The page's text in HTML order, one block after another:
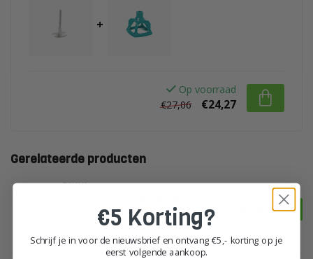
+
Op voorraad
€27,06
€24,27
Gerelateerde producten
BIHUI
Op voorraad
€5 Korting?
Schrijf je in voor de nieuwsbrief en ontvang €5,- korting op je
eerst volgende aankoop.